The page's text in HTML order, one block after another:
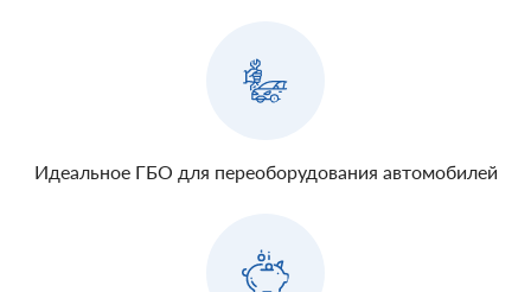
Идеальное ГБО для переоборудования автомобилей